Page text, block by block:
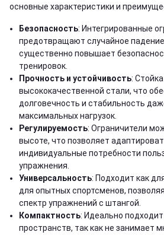
основные характеристики и
Безопасность: Интегрированные
предотвращают случайное
существенно повышает
тренировок.
Прочность и устойчивость:
высококачественной стали, что
долговечность и стабильность
максимальных нагрузок.
Регулируемость: Ограничители
высоте, что позволяет
индивидуальные потребности
упражнения.
Универсальность: Подходит как
для опытных спортсменов,
спектр упражнений с штангой.
Компактность: Идеально
пространств, так как не занимает